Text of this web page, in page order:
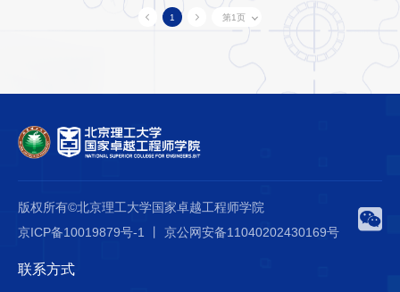
1 第1页
版权所有©北京理工大学国家卓越工程师学院
京ICP备10019879号-1 丨 京公网安备11040202430169号
联系方式